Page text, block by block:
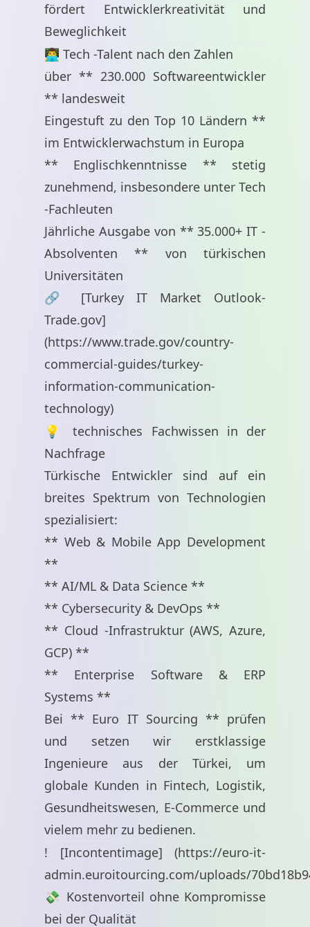
fördert Entwicklerkreativität und
Beweglichkeit
👨‍💻 Tech -Talent nach den Zahlen
über ** 230.000 Softwareentwickler
** landesweit
Eingestuft zu den Top 10 Ländern **
im Entwicklerwachstum in Europa
** Englischkenntnisse ** stetig
zunehmend, insbesondere unter Tech
-Fachleuten
Jährliche Ausgabe von ** 35.000+ IT -
Absolventen ** von türkischen
Universitäten
🔗 [Turkey IT Market Outlook-
Trade.gov]
(https://www.trade.gov/country-
commercial-guides/turkey-
information-communication-
technology)
💡 technisches Fachwissen in der
Nachfrage
Türkische Entwickler sind auf ein
breites Spektrum von Technologien
spezialisiert:
** Web & Mobile App Development
**
** AI/ML & Data Science **
** Cybersecurity & DevOps **
** Cloud -Infrastruktur (AWS, Azure,
GCP) **
** Enterprise Software & ERP
Systems **
Bei ** Euro IT Sourcing ** prüfen
und setzen wir erstklassige
Ingenieure aus der Türkei, um
globale Kunden in Fintech, Logistik,
Gesundheitswesen, E-Commerce und
vielem mehr zu bedienen.
! [Incontentimage] (https://euro-it-
admin.euroitourcing.com/uploads/
💸 Kostenvorteil ohne Kompromisse
bei der Qualität